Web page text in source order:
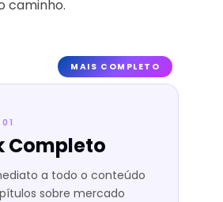
caminho.
MAIS COMPLETO
Completo
a todo o conteúdo
sobre mercado